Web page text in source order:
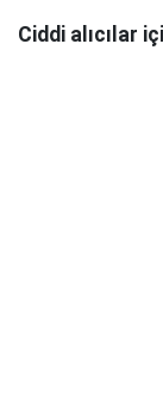
Ciddi alıcılar